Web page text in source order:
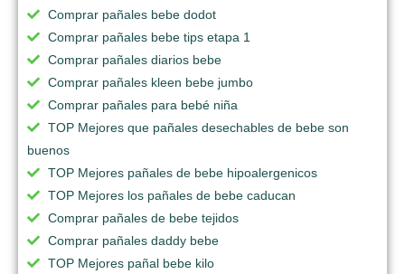
Comprar pañales bebe dodot
Comprar pañales bebe tips etapa 1
Comprar pañales diarios bebe
Comprar pañales kleen bebe jumbo
Comprar pañales para bebé niña
TOP Mejores que pañales desechables de bebe son
buenos
TOP Mejores pañales de bebe hipoalergenicos
TOP Mejores los pañales de bebe caducan
Comprar pañales de bebe tejidos
Comprar pañales daddy bebe
TOP Mejores pañal bebe kilo